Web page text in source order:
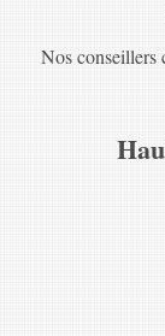
Nos conseillers